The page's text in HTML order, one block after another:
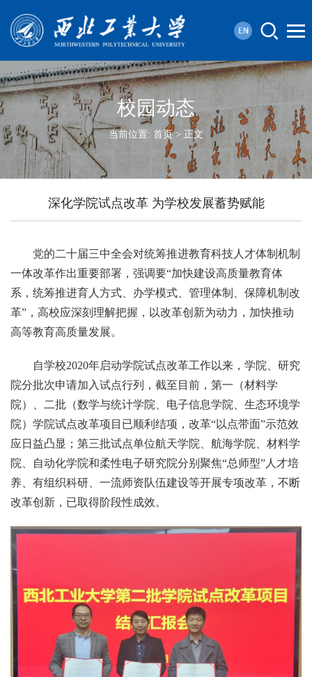
校园动态
当前位置: 首页> 正文
深化学院试点改革 为学校发展蓄势赋能
党的二十届三中全会对统筹推进教育科技人才体制机制
一体改革作出重要部署，强调要“加快建设高质量教育体
系，统筹推进育人方式、办学模式、管理体制、保障机制改
革”，高校应深刻理解把握，以改革创新为动力，加快推动
高等教育高质量发展。
自学校2020年启动学院试点改革工作以来，学院、研究
院分批次申请加入试点行列，截至目前，第一（材料学
院）、二批（数学与统计学院、电子信息学院、生态环境学
院）学院试点改革项目已顺利结项，改革“以点带面”示范效
应日益凸显；第三批试点单位航天学院、航海学院、材料学
院、自动化学院和柔性电子研究院分别聚焦“总师型”人才培
养、有组织科研、一流师资队伍建设等开展专项改革，不断
改革创新，已取得阶段性成效。